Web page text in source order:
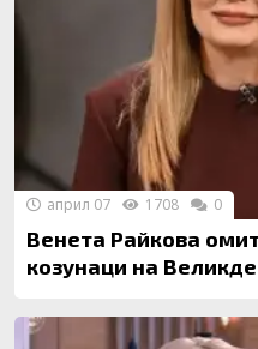
Венета Райкова
козунаци на
април 07 1708 0